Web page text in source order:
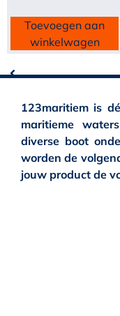
Toevoegen aan
winkelwagen
123maritiem is
maritieme
diverse boot
worden de
jouw product de